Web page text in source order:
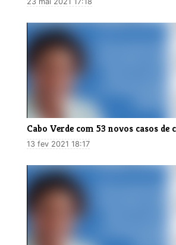
​Cabo Verde com 53 novos casos de
13 fev 2021 18:17